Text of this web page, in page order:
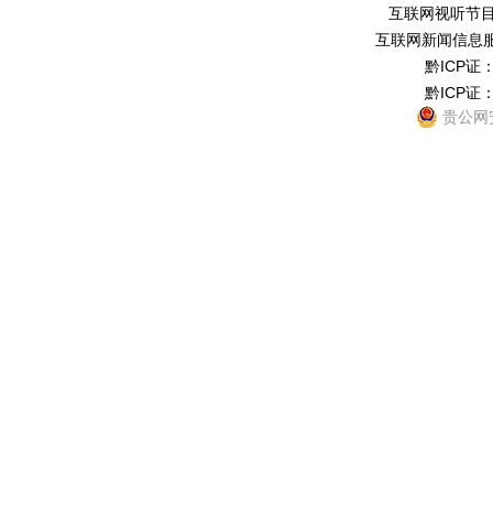
互联网视听节
互联网新闻信息
黔ICP证
黔ICP证
贵公